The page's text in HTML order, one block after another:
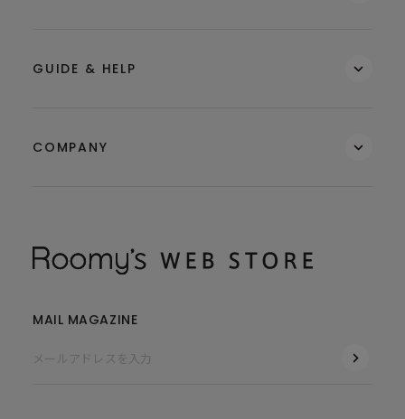
GUIDE & HELP
COMPANY
MAIL MAGAZINE